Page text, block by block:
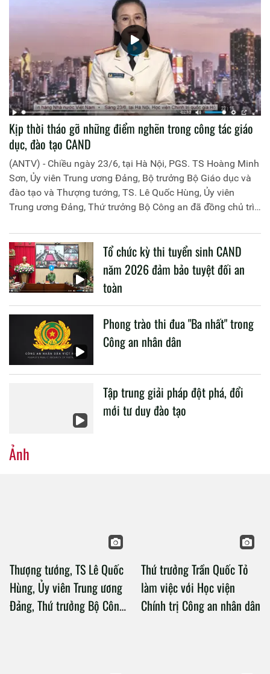
Kịp thời tháo gỡ những điểm nghẽn trong công tác giáo
dục, đào tạo CAND
(ANTV) - Chiều ngày 23/6, tại Hà Nội, PGS. TS Hoàng Minh
Sơn, Ủy viên Trung ương Đảng, Bộ trưởng Bộ Giáo dục và
đào tạo và Thượng tướng, TS. Lê Quốc Hùng, Ủy viên
Trung ương Đảng, Thứ trưởng Bộ Công an đã đồng chủ trì
liên quan đến công tác giáo dục và đào tạo của lực lượng
CAND.
Tổ chức kỳ thi tuyển sinh CAND
năm 2026 đảm bảo tuyệt đối an
toàn
Phong trào thi đua "Ba nhất" trong
Công an nhân dân
Tập trung giải pháp đột phá, đổi
mới tư duy đào tạo
Ảnh
Thượng tướng, TS Lê Quốc
Hùng, Ủy viên Trung ương
Đảng, Thứ trưởng Bộ Công
Thứ trưởng Trần Quốc Tỏ
làm việc với Học viện
Chính trị Công an nhân dân